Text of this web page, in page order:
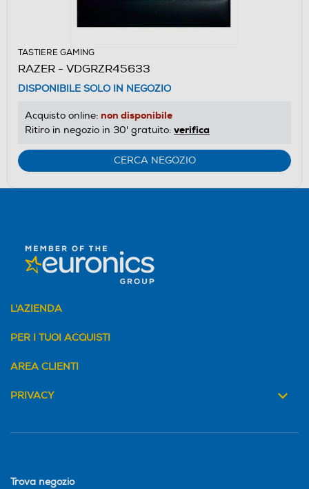
TASTIERE GAMING
RAZER - VDGRZR45633
DISPONIBILE SOLO IN NEGOZIO
Acquisto online: non disponibile
Ritiro in negozio in 30' gratuito: verifica
CERCA NEGOZIO
L'AZIENDA
PER I TUOI ACQUISTI
AREA CLIENTI
PRIVACY
Trova negozio